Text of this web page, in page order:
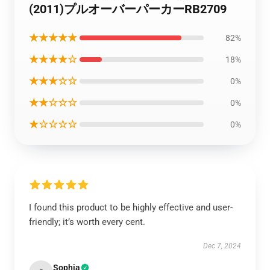
(2011)プルオーバーパーカーRB2709
★★★★★ 82%
★★★★☆ 18%
★★★☆☆ 0%
★★☆☆☆ 0%
★☆☆☆☆ 0%
I found this product to be highly effective and user-
friendly; it’s worth every cent.
Dec 7, 2024
Sophia